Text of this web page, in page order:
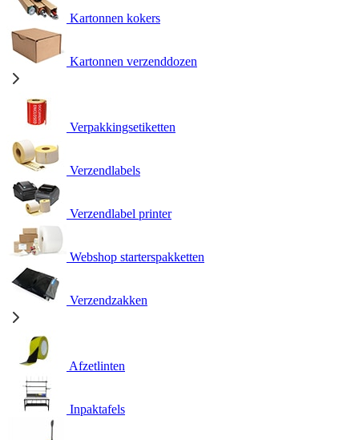
Kartonnen kokers
Kartonnen verzenddozen
Verpakkingsetiketten
Verzendlabels
Verzendlabel printer
Webshop starterspakketten
Verzendzakken
Afzetlinten
Inpaktafels